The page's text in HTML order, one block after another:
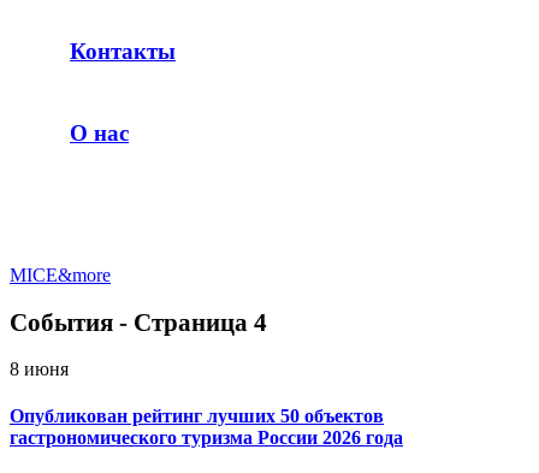
Контакты
О нас
MICE&more
События - Страница 4
8 июня
Опубликован рейтинг лучших 50 объектов
гастрономического туризма России 2026 года